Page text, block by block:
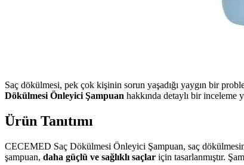
Saç dökülmesi, pek çok kişinin sorun yaşadığı yaygın bir
Dökülmesi Önleyici Şampuan hakkında detaylı bir inceleme
Ürün Tanıtımı
CECEMED Saç Dökülmesi Önleyici Şampuan, saç
şampuan, daha güçlü ve sağlıklı saçlar için tasarlanmıştır.